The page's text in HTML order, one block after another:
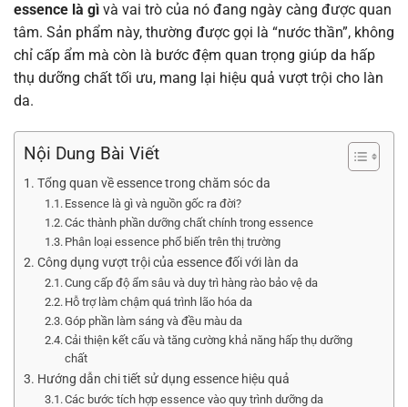
essence là gì và vai trò của nó đang ngày càng được quan
tâm. Sản phẩm này, thường được gọi là “nước thần”, không
chỉ cấp ẩm mà còn là bước đệm quan trọng giúp da hấp
thụ dưỡng chất tối ưu, mang lại hiệu quả vượt trội cho làn
da.
Nội Dung Bài Viết
Tổng quan về essence trong chăm sóc da
Essence là gì và nguồn gốc ra đời?
Các thành phần dưỡng chất chính trong essence
Phân loại essence phổ biến trên thị trường
Công dụng vượt trội của essence đối với làn da
Cung cấp độ ẩm sâu và duy trì hàng rào bảo vệ da
Hỗ trợ làm chậm quá trình lão hóa da
Góp phần làm sáng và đều màu da
Cải thiện kết cấu và tăng cường khả năng hấp thụ dưỡng
chất
Hướng dẫn chi tiết sử dụng essence hiệu quả
Các bước tích hợp essence vào quy trình dưỡng da